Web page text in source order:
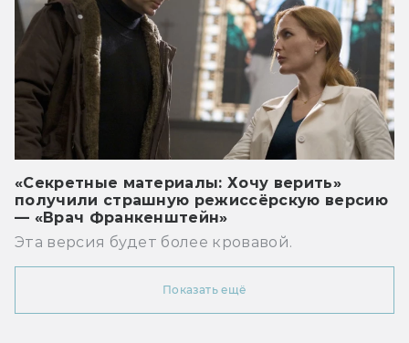
«Секретные материалы: Хочу верить»
получили страшную режиссёрскую версию
— «Врач Франкенштейн»
Эта версия будет более кровавой.
Показать ещё